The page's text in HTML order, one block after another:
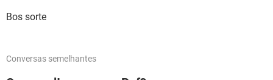
Bos sorte
Conversas semelhantes